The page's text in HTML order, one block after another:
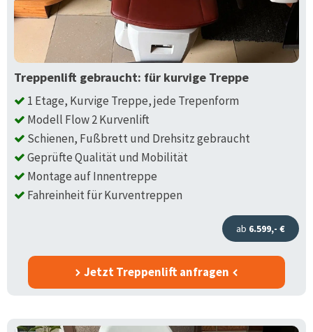
Treppenlift gebraucht: für kurvige Treppe
1 Etage, Kurvige Treppe, jede Trepenform
Modell Flow 2 Kurvenlift
Schienen, Fußbrett und Drehsitz gebraucht
Geprüfte Qualität und Mobilität
Montage auf Innentreppe
Fahreinheit für Kurventreppen
ab 6.599,- €
Jetzt Treppenlift anfragen